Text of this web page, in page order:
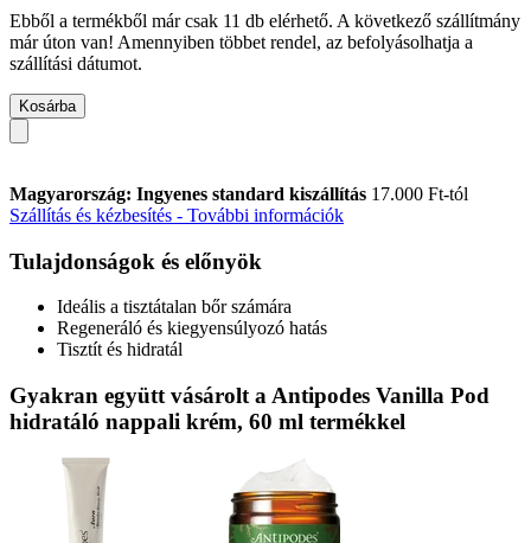
Ebből a termékből már csak 11 db elérhető. A következő szállítmány
már úton van! Amennyiben többet rendel, az befolyásolhatja a
szállítási dátumot.
Kosárba
Magyarország: Ingyenes standard kiszállítás 17.000 Ft-tól
Szállítás és kézbesítés - További információk
Tulajdonságok és előnyök
Ideális a tisztátalan bőr számára
Regeneráló és kiegyensúlyozó hatás
Tisztít és hidratál
Gyakran együtt vásárolt a Antipodes Vanilla Pod
hidratáló nappali krém, 60 ml termékkel